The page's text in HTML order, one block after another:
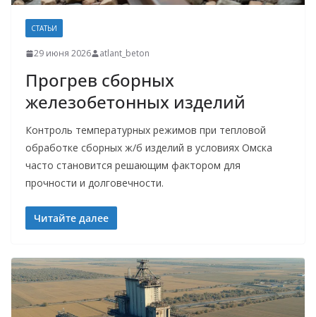
СТАТЬИ
29 июня 2026 atlant_beton
Прогрев сборных
железобетонных изделий
Контроль температурных режимов при тепловой
обработке сборных ж/б изделий в условиях Омска
часто становится решающим фактором для
прочности и долговечности.
Читайте далее